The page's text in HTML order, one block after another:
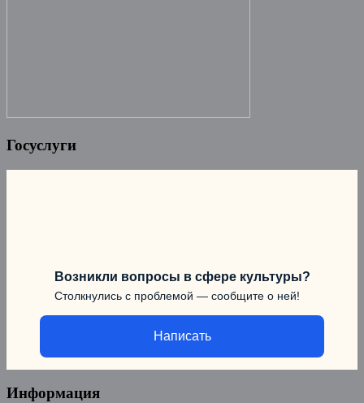
Госуслуги
Возникли вопросы в сфере культуры?
Столкнулись с проблемой — сообщите о ней!
Написать
Информация